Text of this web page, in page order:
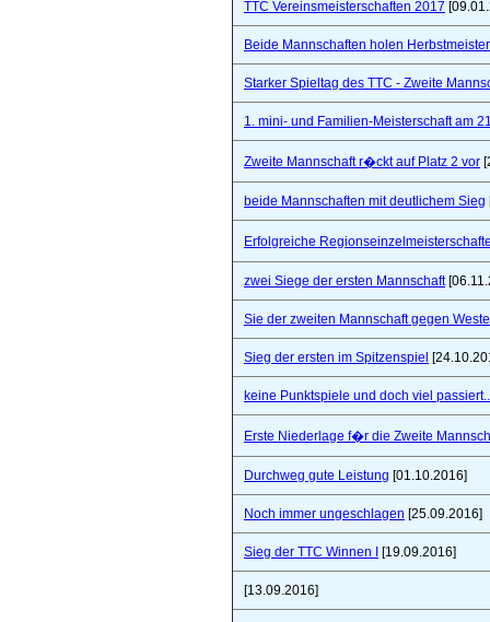
TTC Vereinsmeisterschaften 2017
Beide Mannschaften holen
Starker Spieltag des TTC - Zweite
1. mini- und Familien-Meisterschaft am
Zweite Mannschaft r�ckt auf Platz 2 vor
beide Mannschaften mit deutlichem Sieg
Erfolgreiche
zwei Siege der ersten Mannschaft
Sie der zweiten Mannschaft gegen
Sieg der ersten im Spitzenspiel
keine Punktspiele und doch viel
Erste Niederlage f�r die Zweite
Durchweg gute Leistung [01.10.2016]
Noch immer ungeschlagen [25.09.2016]
Sieg der TTC Winnen I [19.09.2016]
[13.09.2016]